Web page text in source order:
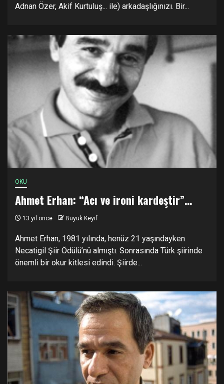
Adnan Özer, Akif Kurtuluş... ile) arkadaşlığınızı. Bir...
OKU
Ahmet Erhan: “Acı ve ironi kardeştir”…
13 yıl önce Büyük Keyif
Ahmet Erhan, 1981 yılında, henüz 21 yaşındayken
Necatigil Şiir Ödülü’nü almıştı. Sonrasında Türk şiirinde
önemli bir okur kitlesi edindi. Şiirde...